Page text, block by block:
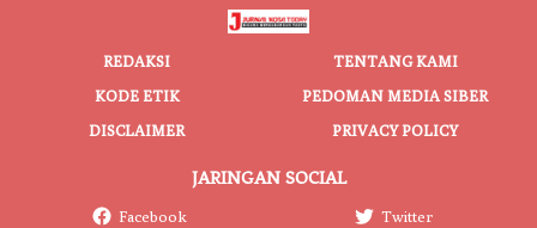
REDAKSI
TENTANG KAMI
KODE ETIK
PEDOMAN MEDIA SIBER
DISCLAIMER
PRIVACY POLICY
JARINGAN SOCIAL
Facebook
Twitter